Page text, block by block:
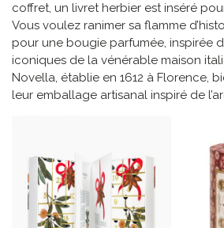
coffret, un livret herbier est inséré
Vous voulez ranimer sa flamme
pour une bougie parfumée, inspirée
iconiques de la vénérable maison
Novella, établie en 1612 à Florence,
leur emballage artisanal inspiré de